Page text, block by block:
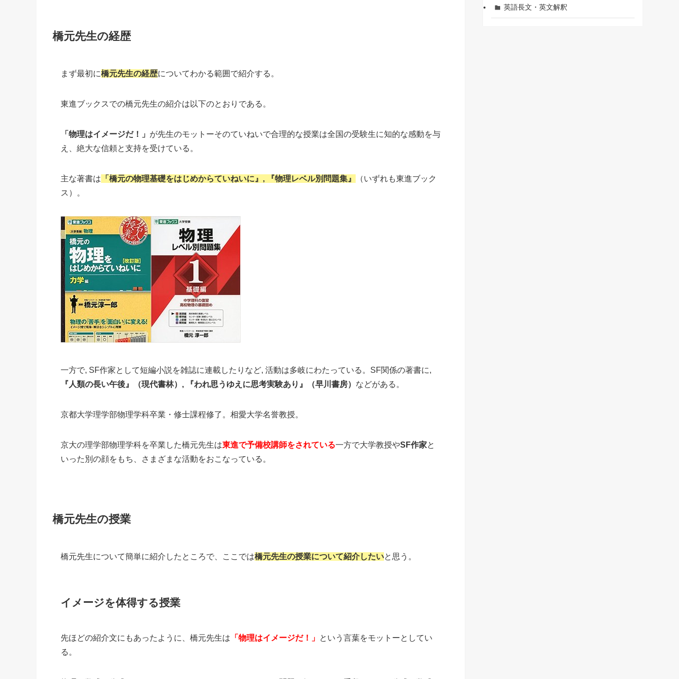
橋元先生の経歴
まず最初に橋元先生の経歴についてわかる範囲で紹介する。
東進ブックスでの橋元先生の紹介は以下のとおりである。
「物理はイメージだ！」 が先生のモットーそのていねいで合理的な授業は全国の受験生に知的な感動を与
え、絶大な信頼と支持を受けている。
主な著書は 「橋元の物理基礎をはじめからていねいに』, 『物理レベル別問題集』
（いずれも東進ブック
ス）。
一方で, SF作家として短編小説を雑誌に連載したりなど, 活動は多岐にわたっている。SF関係の著書に,
『人類の長い午後』（現代書林）, 『われ思うゆえに思考実験あり』（早川書房） などがある。
京都大学理学部物理学科卒業・修士課程修了。相愛大学名誉教授。
京大の理学部物理学科を卒業した橋元先生は東進で予備校講師をされている一方で大学教授やSF作家と
いった別の顔をもち、さまざまな活動をおこなっている。
橋元先生の授業
橋元先生について簡単に紹介したところで、ここでは橋元先生の授業について紹介したいと思う。
イメージを体得する授業
先ほどの紹介文にもあったように、橋元先生は 「物理はイメージだ！」 という言葉をモットーとしてい
る。
英語長文・英文解釈